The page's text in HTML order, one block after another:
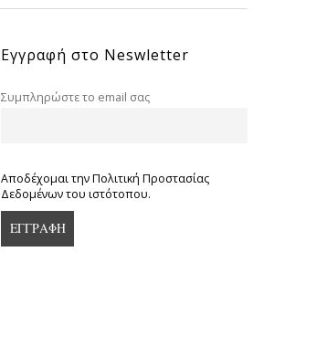
Εγγραφή στο Neswletter
Συμπληρώστε το email σας
Αποδέχομαι την Πολιτική Προστασίας
Δεδομένων του ιστότοπου.